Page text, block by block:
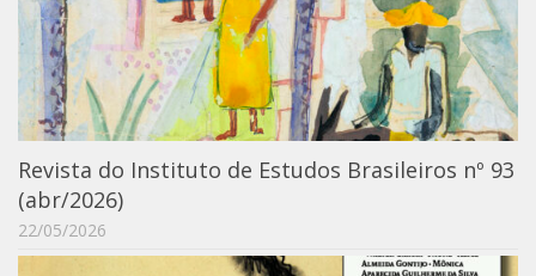
6º CIEAMP
Exposições
Manuel Correia de Andrade – o divulgador
científico
Movimentos Estudantis
Biblioteca
Revista do Instituto de Estudos Brasileiros nº 93
(abr/2026)
22/05/2026